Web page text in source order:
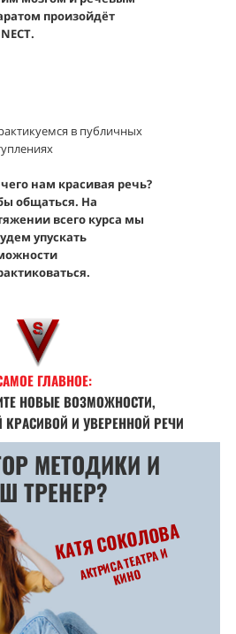
произойдёт
в публичных
нам красивая речь?
общаться. На
всего курса мы
упускать
ГЛАВНОЕ:
НОВЫЕ ВОЗМОЖНОСТИ,
КРАСИВОЙ И УВЕРЕННОЙ РЕЧИ
МЕТОДИКИ И
ТРЕНЕР?
КАТЯ СОКОЛОВА
АКТР
ИСА ТЕАТРА
И
К
И
Н
О